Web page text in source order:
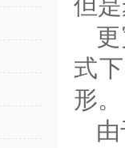
式
形。